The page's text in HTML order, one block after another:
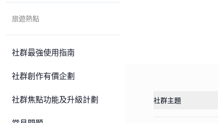
旅遊熱點
社群最強使用指南
社群創作有價企劃
社群焦點功能及升級計劃 社群主題